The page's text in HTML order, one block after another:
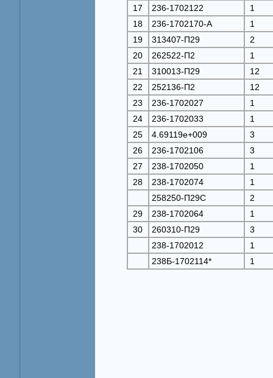
17
236-1702122
1
18
236-1702170-А
1
19
313407-П29
2
20
262522-П2
1
21
310013-П29
12
22
252136-П2
12
23
236-1702027
1
24
236-1702033
1
25
4.69119e+009
3
26
236-1702106
3
27
238-1702050
1
28
238-1702074
1
258250-П29С
2
29
238-1702064
1
30
260310-П29
3
238-1702012
1
238Б-1702114*
1